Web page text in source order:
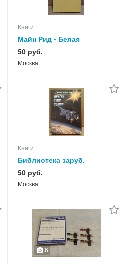
Книги
Майн Рид - Белая
перчатка. В дебрях
Борнео. 1991 г
50 руб.
Москва
Книги
Библиотека заруб.
фантастики - Другие тени
Земли
50 руб.
Москва
6